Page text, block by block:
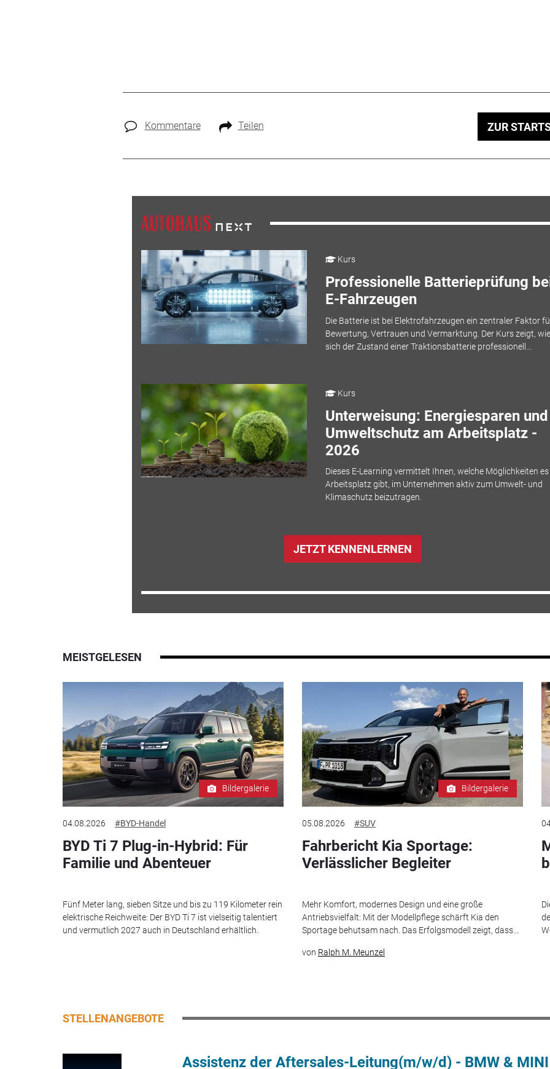
Kommentare Teilen ZUR
Kurs
Professionelle Batterieprüfung
E-Fahrzeugen
Die Batterie ist bei Elektrofahrzeugen ein zentraler Faktor
Bewertung, Vertrauen und Vermarktung. Der Kurs zeigt, wie
sich der Zustand einer Traktionsbatterie professionell...
Kurs
Unterweisung: Energiesparen und
Umweltschutz am Arbeitsplatz -
2026
Dieses E-Learning vermittelt Ihnen, welche Möglichkeiten
Arbeitsplatz gibt, im Unternehmen aktiv zum Umwelt- und
Klimaschutz beizutragen.
JETZT KENNENLERNEN
MEISTGELESEN
Bildergalerie
04.08.2026 #BYD-Handel
BYD Ti 7 Plug-in-Hybrid: Für
Familie und Abenteuer
Fünf Meter lang, sieben Sitze und bis zu 119 Kilometer rein
elektrische Reichweite: Der BYD Ti 7 ist vielseitig talentiert
und vermutlich 2027 auch in Deutschland erhältlich.
Bildergalerie
05.08.2026 #SUV
Fahrbericht Kia Sportage:
Verlässlicher Begleiter
Mehr Komfort, modernes Design und eine große
Antriebsvielfalt: Mit der Modellpflege schärft Kia den
Sportage behutsam nach. Das Erfolgsmodell zeigt, dass...
von Ralph M. Meunzel
STELLENANGEBOTE
Assistenz der Aftersales-Leitung(m/w/d) - BMW & MINI